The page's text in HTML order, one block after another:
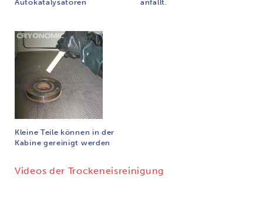
Autokatalysatoren anfällt.
Kleine Teile können in der
Kabine gereinigt werden
Videos der Trockeneisreinigung